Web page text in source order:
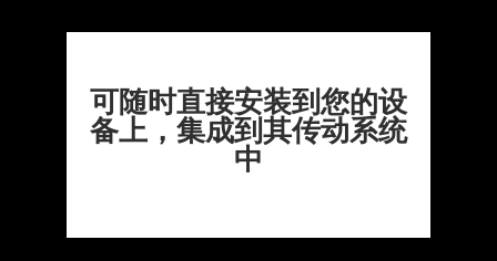
可随时直接安装到您的设
备上，集成到其传动系统
中